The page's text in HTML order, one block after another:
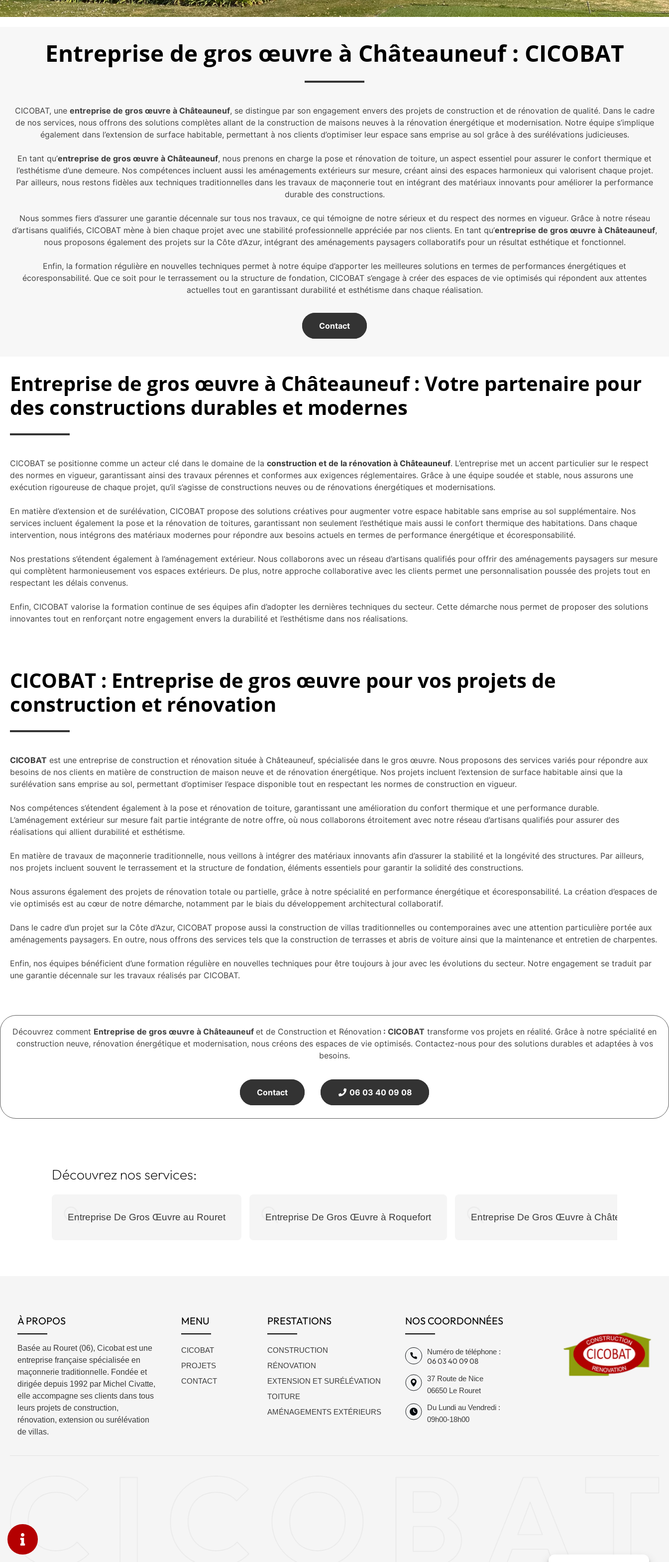
Entreprise de gros œuvre à Châteauneuf : CICOBAT
CICOBAT, une entreprise de gros œuvre à Châteauneuf, se distingue par son engagement envers des projets de construction et de rénovation de qualité. Dans le cadre
de nos services, nous offrons des solutions complètes allant de la construction de maisons neuves à la rénovation énergétique et modernisation. Notre équipe s’implique
également dans l’extension de surface habitable, permettant à nos clients d’optimiser leur espace sans emprise au sol grâce à des surélévations judicieuses.
En tant qu’entreprise de gros œuvre à Châteauneuf, nous prenons en charge la pose et rénovation de toiture, un aspect essentiel pour assurer le confort thermique et
l’esthétisme d’une demeure. Nos compétences incluent aussi les aménagements extérieurs sur mesure, créant ainsi des espaces harmonieux qui valorisent chaque projet.
Par ailleurs, nous restons fidèles aux techniques traditionnelles dans les travaux de maçonnerie tout en intégrant des matériaux innovants pour améliorer la performance
durable des constructions.
Nous sommes fiers d’assurer une garantie décennale sur tous nos travaux, ce qui témoigne de notre sérieux et du respect des normes en vigueur. Grâce à notre réseau
d’artisans qualifiés, CICOBAT mène à bien chaque projet avec une stabilité professionnelle appréciée par nos clients. En tant qu’entreprise de gros œuvre à Châteauneuf,
nous proposons également des projets sur la Côte d’Azur, intégrant des aménagements paysagers collaboratifs pour un résultat esthétique et fonctionnel.
Enfin, la formation régulière en nouvelles techniques permet à notre équipe d’apporter les meilleures solutions en termes de performances énergétiques et
écoresponsabilité. Que ce soit pour le terrassement ou la structure de fondation, CICOBAT s’engage à créer des espaces de vie optimisés qui répondent aux attentes
actuelles tout en garantissant durabilité et esthétisme dans chaque réalisation.
Contact
Entreprise de gros œuvre à Châteauneuf : Votre partenaire pour
des constructions durables et modernes
CICOBAT se positionne comme un acteur clé dans le domaine de la construction et de la rénovation à Châteauneuf. L’entreprise met un accent particulier sur le respect
des normes en vigueur, garantissant ainsi des travaux pérennes et conformes aux exigences réglementaires. Grâce à une équipe soudée et stable, nous assurons une
exécution rigoureuse de chaque projet, qu’il s’agisse de constructions neuves ou de rénovations énergétiques et modernisations.
En matière d’extension et de surélévation, CICOBAT propose des solutions créatives pour augmenter votre espace habitable sans emprise au sol supplémentaire. Nos
services incluent également la pose et la rénovation de toitures, garantissant non seulement l’esthétique mais aussi le confort thermique des habitations. Dans chaque
intervention, nous intégrons des matériaux modernes pour répondre aux besoins actuels en termes de performance énergétique et écoresponsabilité.
Nos prestations s’étendent également à l’aménagement extérieur. Nous collaborons avec un réseau d’artisans qualifiés pour offrir des aménagements paysagers sur mesure
qui complètent harmonieusement vos espaces extérieurs. De plus, notre approche collaborative avec les clients permet une personnalisation poussée des projets tout en
respectant les délais convenus.
Enfin, CICOBAT valorise la formation continue de ses équipes afin d’adopter les dernières techniques du secteur. Cette démarche nous permet de proposer des solutions
innovantes tout en renforçant notre engagement envers la durabilité et l’esthétisme dans nos réalisations.
CICOBAT : Entreprise de gros œuvre pour vos projets de
construction et rénovation
CICOBAT est une entreprise de construction et rénovation située à Châteauneuf, spécialisée dans le gros œuvre. Nous proposons des services variés pour répondre aux
besoins de nos clients en matière de construction de maison neuve et de rénovation énergétique. Nos projets incluent l’extension de surface habitable ainsi que la
surélévation sans emprise au sol, permettant d’optimiser l’espace disponible tout en respectant les normes de construction en vigueur.
Nos compétences s’étendent également à la pose et rénovation de toiture, garantissant une amélioration du confort thermique et une performance durable.
L’aménagement extérieur sur mesure fait partie intégrante de notre offre, où nous collaborons étroitement avec notre réseau d’artisans qualifiés pour assurer des
réalisations qui allient durabilité et esthétisme.
En matière de travaux de maçonnerie traditionnelle, nous veillons à intégrer des matériaux innovants afin d’assurer la stabilité et la longévité des structures. Par ailleurs,
nos projets incluent souvent le terrassement et la structure de fondation, éléments essentiels pour garantir la solidité des constructions.
Nous assurons également des projets de rénovation totale ou partielle, grâce à notre spécialité en performance énergétique et écoresponsabilité. La création d’espaces de
vie optimisés est au cœur de notre démarche, notamment par le biais du développement architectural collaboratif.
Dans le cadre d’un projet sur la Côte d’Azur, CICOBAT propose aussi la construction de villas traditionnelles ou contemporaines avec une attention particulière portée aux
aménagements paysagers. En outre, nous offrons des services tels que la construction de terrasses et abris de voiture ainsi que la maintenance et entretien de charpentes.
Enfin, nos équipes bénéficient d’une formation régulière en nouvelles techniques pour être toujours à jour avec les évolutions du secteur. Notre engagement se traduit par
une garantie décennale sur les travaux réalisés par CICOBAT.
Découvrez comment Entreprise de gros œuvre à Châteauneuf et de Construction et Rénovation : CICOBAT transforme vos projets en réalité. Grâce à notre spécialité en
construction neuve, rénovation énergétique et modernisation, nous créons des espaces de vie optimisés. Contactez-nous pour des solutions durables et adaptées à vos
besoins.
Contact 06 03 40 09 08
Découvrez nos services:
Entreprise De Gros Œuvre au Rouret Entreprise De Gros Œuvre à Roquefort Entreprise De Gros Œuvre à Châteauneuf
À PROPOS
Basée au Rouret (06), Cicobat est une
entreprise française spécialisée en
maçonnerie traditionnelle. Fondée et
dirigée depuis 1992 par Michel Civatte,
elle accompagne ses clients dans tous
leurs projets de construction,
rénovation, extension ou surélévation
de villas.
MENU
CICOBAT
PROJETS
CONTACT
PRESTATIONS
CONSTRUCTION
RÉNOVATION
EXTENSION ET SURÉLÉVATION
TOITURE
AMÉNAGEMENTS EXTÉRIEURS
NOS COORDONNÉES
Numéro de téléphone :
06 03 40 09 08
37 Route de Nice
06650 Le Rouret
Du Lundi au Vendredi :
09h00-18h00